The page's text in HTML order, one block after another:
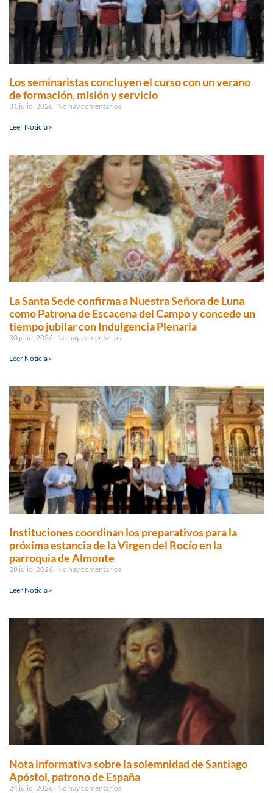
Los seminaristas concluyen el curso con un verano
de formación, misión y servicio
31 julio, 2026 No hay comentarios
Leer Noticia »
La Santa Sede confirma a Nuestra Señora de Luna
como Patrona de Escacena del Campo y concede un
tiempo jubilar con Indulgencia Plenaria
30 julio, 2026 No hay comentarios
Leer Noticia »
Instituciones coordinan los preparativos para la
próxima estancia de la Virgen del Rocío en la
parroquia de Almonte
28 julio, 2026 No hay comentarios
Leer Noticia »
Nota informativa sobre la solemnidad de Santiago
Apóstol, patrono de España
24 julio, 2026 No hay comentarios